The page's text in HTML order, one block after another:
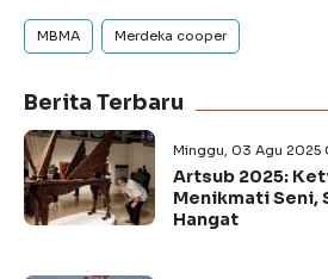
MBMA Merdeka cooper
Berita Terbaru
Minggu, 03 Agu 2025
Artsub 2025:
Menikmati Seni,
Hangat